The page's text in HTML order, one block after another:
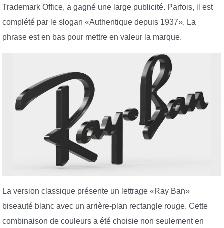
Trademark Office, a gagné une large publicité. Parfois, il est
complété par le slogan «Authentique depuis 1937». La
phrase est en bas pour mettre en valeur la marque.
La version classique présente un lettrage «Ray Ban»
biseauté blanc avec un arrière-plan rectangle rouge. Cette
combinaison de couleurs a été choisie non seulement en